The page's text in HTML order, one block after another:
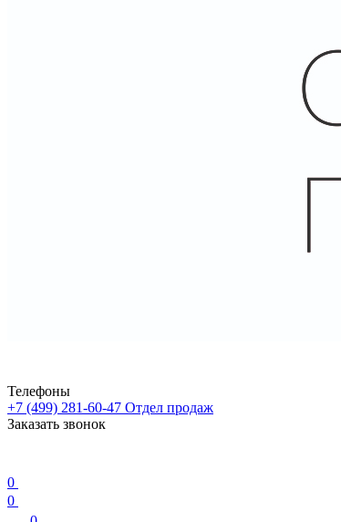
Телефоны
+7 (499) 281-60-47 Отдел продаж
Заказать звонок
0
0